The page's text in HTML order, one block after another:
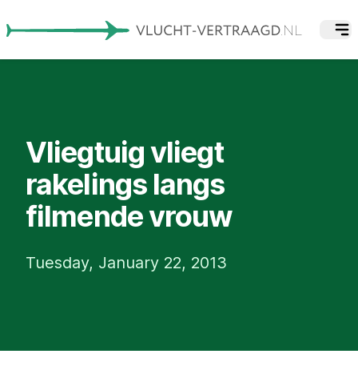
Vliegtuig vliegt
rakelings langs
filmende vrouw
Tuesday, January 22, 2013